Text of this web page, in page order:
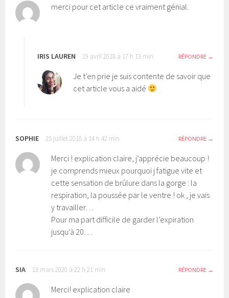
merci pour cet article ce vraiment génial.
IRIS LAUREN 19 avril 2018 à 17 h 13 min RÉPONDRE
Je t’en prie je suis contente de savoir que
cet article vous a aidé
SOPHIE 25 juillet 2018 à 14 h 42 min RÉPONDRE
Merci ! explication claire, j’apprécie beaucoup !
je comprends mieux pourquoi j fatigue vite et
cette sensation de brûlure dans la gorge : la
respiration, la poussée par le ventre ! ok , je vais
y travailler…
Pour ma part difficile de garder l’expiration
jusqu’à 20…
SIA 13 mars 2020 à 22 h 21 min RÉPONDRE
Merci! explication claire